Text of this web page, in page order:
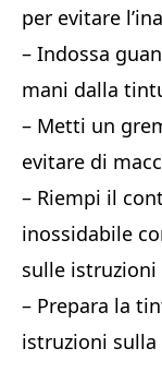
per evitare
– Indossa
mani dalla
– Metti un
evitare di
– Riempi il
inossidabile
sulle
– Prepara la
istruzioni sulla